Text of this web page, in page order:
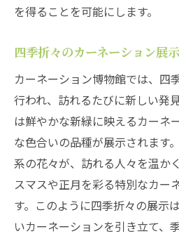
育成の裏側を知る
訪れる人々の感動
花の美しさと心の癒し
癒しの空間福生市のカー
れる理由
心を落ち着かせる花の
静かな時間の過ごし方
訪問者の声から見る魅力
ワークショップで癒
を得ることを可能にします。
四季折々のカーネーション展示
カーネーション博物館では、四
行われ、訪れるたびに新しい発
は鮮やかな新緑に映えるカーネ
な色合いの品種が展示されます
系の花々が、訪れる人々を温か
スマスや正月を彩る特別なカー
す。このように四季折々の展示
いカーネーションを引き立て、